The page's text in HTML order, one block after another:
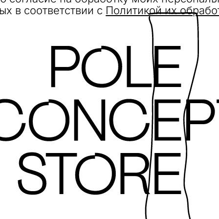
в соответствии с Политикой их